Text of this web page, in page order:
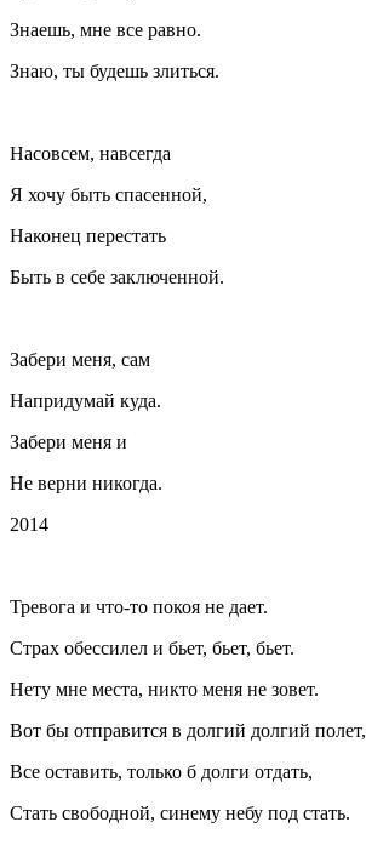
Знаешь, мне все равно.
Знаю, ты будешь злиться.
Насовсем, навсегда
Я хочу быть спасенной,
Наконец перестать
Быть в себе заключенной.
Забери меня, сам
Напридумай куда.
Забери меня и
Не верни никогда.
2014
Тревога и что-то покоя не дает.
Страх обессилел и бьет, бьет, бьет.
Нету мне места, никто меня не зовет.
Вот бы отправится в долгий долгий полет,
Все оставить, только б долги отдать,
Стать свободной, синему небу под стать.